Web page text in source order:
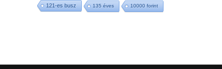
121-es busz 135 éves 10000 forint